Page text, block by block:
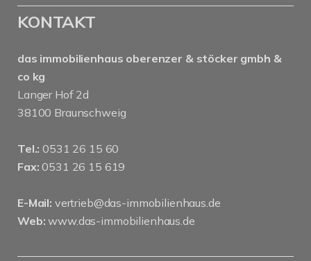
KONTAKT
das immobilienhaus oberenzer & stöcker gmbh &
co kg
Langer Hof 2d
38100 Braunschweig
Tel.: 0531 26 15 60
Fax: 0531 26 15 619
E-Mail: vertrieb@das-immobilienhaus.de
Web: www.das-immobilienhaus.de